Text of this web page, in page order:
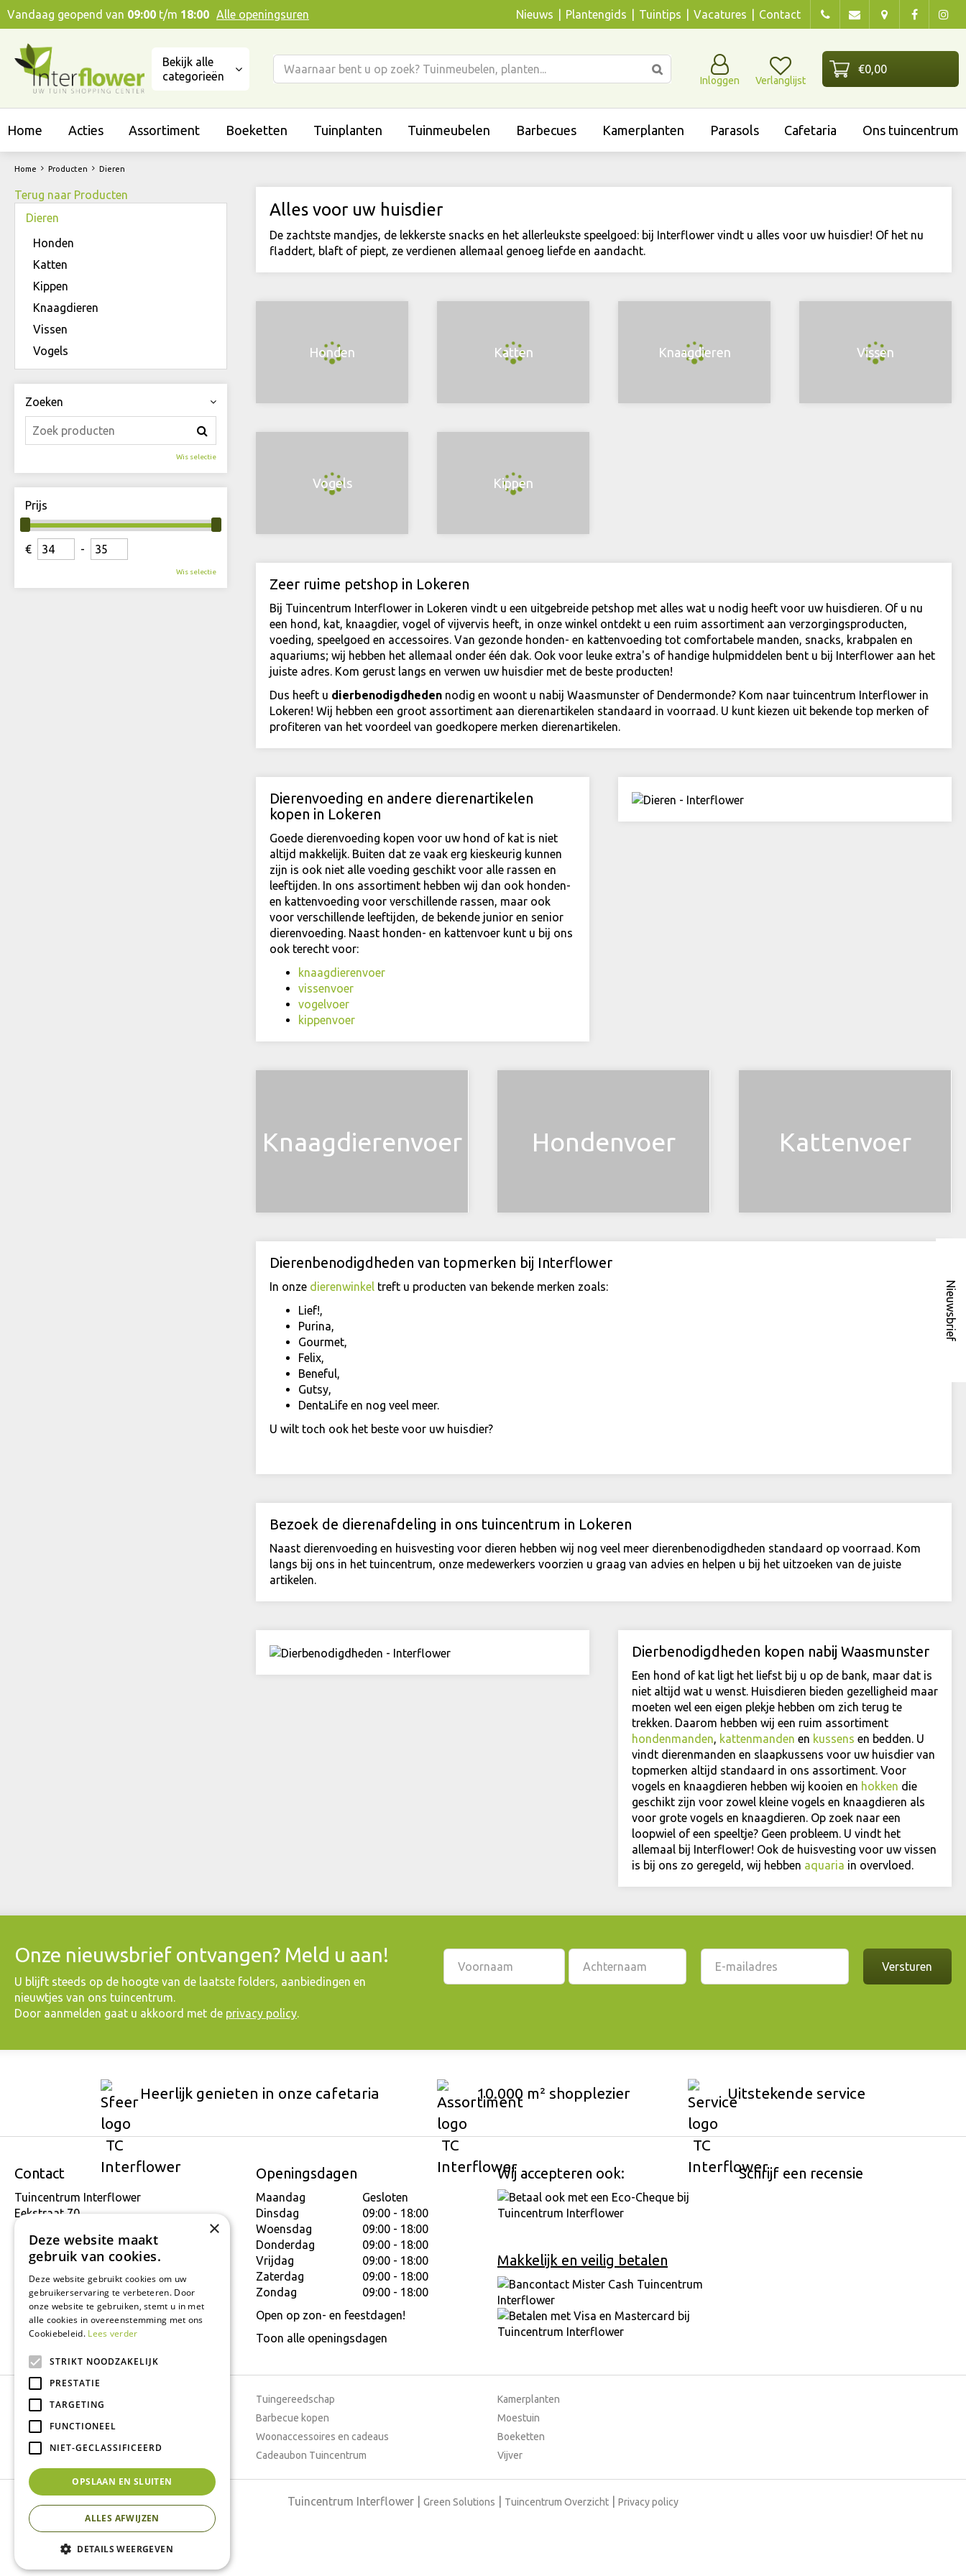
Ga
naar
Home Producten Dieren
Vandaag geopend van 09:00 t/m 18:00 Alle openingsuren Nieuws Plantengids Tuintips Vacatures Contact
Bekijk alle
categorieën
Inloggen Verlanglijst
Home Acties Assortiment Boeketten Tuinplanten Tuinmeubelen Barbecues Kamerplanten Parasols Cafetaria Ons tuincentrum
Alles voor uw huisdier
De zachtste mandjes, de lekkerste snacks en het allerleukste speelgoed: bij Interflower vindt u alles voor uw huisdier! Of het nu
fladdert, blaft of piept, ze verdienen allemaal genoeg liefde en aandacht.
Honden Katten Knaagdieren Vissen
Vogels Kippen
Zeer ruime petshop in Lokeren
Bij Tuincentrum Interflower in Lokeren vindt u een uitgebreide petshop met alles wat u nodig heeft voor uw huisdieren. Of u nu
een hond, kat, knaagdier, vogel of vijvervis heeft, in onze winkel ontdekt u een ruim assortiment aan verzorgingsproducten,
voeding, speelgoed en accessoires. Van gezonde honden- en kattenvoeding tot comfortabele manden, snacks, krabpalen en
aquariums; wij hebben het allemaal onder één dak. Ook voor leuke extra's of handige hulpmiddelen bent u bij Interflower aan het
juiste adres. Kom gerust langs en verwen uw huisdier met de beste producten!
Dus heeft u dierbenodigdheden nodig en woont u nabij Waasmunster of Dendermonde? Kom naar tuincentrum Interflower in
Lokeren! Wij hebben een groot assortiment aan dierenartikelen standaard in voorraad. U kunt kiezen uit bekende top merken of
profiteren van het voordeel van goedkopere merken dierenartikelen.
Dierenvoeding en andere dierenartikelen
kopen in Lokeren
Goede dierenvoeding kopen voor uw hond of kat is niet
altijd makkelijk. Buiten dat ze vaak erg kieskeurig kunnen
zijn is ook niet alle voeding geschikt voor alle rassen en
leeftijden. In ons assortiment hebben wij dan ook honden-
en kattenvoeding voor verschillende rassen, maar ook
voor verschillende leeftijden, de bekende junior en senior
dierenvoeding. Naast honden- en kattenvoer kunt u bij ons
ook terecht voor:
knaagdierenvoer
vissenvoer
vogelvoer
kippenvoer
Knaagdierenvoer Hondenvoer Kattenvoer
Dierenbenodigdheden van topmerken bij Interflower
In onze dierenwinkel treft u producten van bekende merken zoals:
Lief!,
Purina,
Gourmet,
Felix,
Beneful,
Gutsy,
DentaLife en nog veel meer.
U wilt toch ook het beste voor uw huisdier?
Bezoek de dierenafdeling in ons tuincentrum in Lokeren
Naast dierenvoeding en huisvesting voor dieren hebben wij nog veel meer dierenbenodigdheden standaard op voorraad. Kom
langs bij ons in het tuincentrum, onze medewerkers voorzien u graag van advies en helpen u bij het uitzoeken van de juiste
artikelen.
Dierbenodigdheden kopen nabij Waasmunster
Een hond of kat ligt het liefst bij u op de bank, maar dat is
niet altijd wat u wenst. Huisdieren bieden gezelligheid maar
moeten wel een eigen plekje hebben om zich terug te
trekken. Daarom hebben wij een ruim assortiment
hondenmanden, kattenmanden en kussens en bedden. U
vindt dierenmanden en slaapkussens voor uw huisdier van
topmerken altijd standaard in ons assortiment. Voor
vogels en knaagdieren hebben wij kooien en hokken die
geschikt zijn voor zowel kleine vogels en knaagdieren als
voor grote vogels en knaagdieren. Op zoek naar een
loopwiel of een speeltje? Geen probleem. U vindt het
allemaal bij Interflower! Ook de huisvesting voor uw vissen
is bij ons zo geregeld, wij hebben aquaria in overvloed.
Terug naar Producten
Dieren
Honden
Katten
Kippen
Knaagdieren
Vissen
Vogels
Zoeken
Wis selectie
Prijs
€ -
Wis selectie
Onze nieuwsbrief ontvangen? Meld u aan!
​U blijft steeds op de hoogte van de laatste folders, aanbiedingen en
nieuwtjes van ons tuincentrum.
Door aanmelden gaat u akkoord met de privacy policy.
Heerlijk genieten in onze cafetaria 10.000 m² shopplezier Uitstekende service
Contact
Tuincentrum Interflower
Eekstraat 70
+32 934 806 03
info@interflower.be
Openingsdagen
Maandag
Gesloten
Dinsdag
09:00 - 18:00
Woensdag
09:00 - 18:00
Donderdag
09:00 - 18:00
Vrijdag
09:00 - 18:00
Zaterdag
09:00 - 18:00
Zondag
09:00 - 18:00
Open op zon- en feestdagen!
Toon alle openingsdagen
Wij accepteren ook:
Makkelijk en veilig betalen
Schrijf een recensie
Tuincentrum
Dierenwinkel
Tuinplanten
Cafetaria
Tuingereedschap
Barbecue kopen
Woonaccessoires en cadeaus
Cadeaubon Tuincentrum
Kamerplanten
Moestuin
Boeketten
Vijver
Tuincentrum Interflower Green Solutions Tuincentrum Overzicht Privacy policy
Nieuwsbrief
×
Deze website maakt
gebruik van cookies.
Deze website gebruikt cookies om uw
gebruikerservaring te verbeteren. Door
onze website te gebruiken, stemt u in met
alle cookies in overeenstemming met ons
Cookiebeleid. Lees verder
STRIKT NOODZAKELIJK
PRESTATIE
TARGETING
FUNCTIONEEL
NIET-GECLASSIFICEERD
OPSLAAN EN SLUITEN
ALLES AFWIJZEN
DETAILS WEERGEVEN